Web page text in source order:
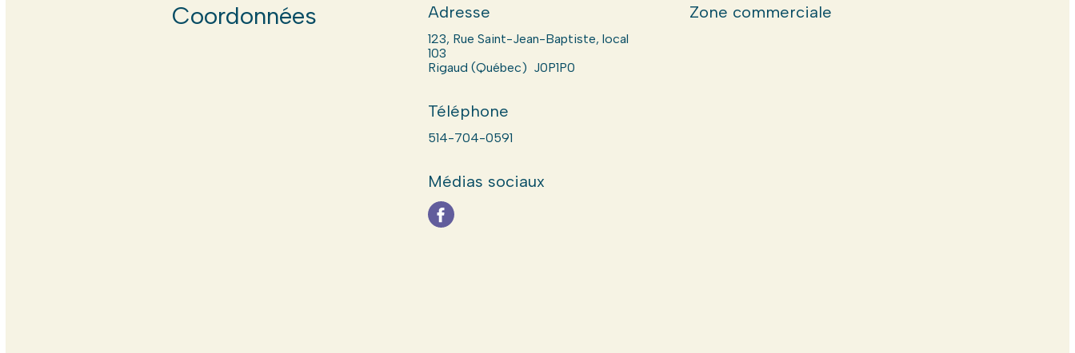
Coordonnées Adresse
123, Rue Saint-Jean-Baptiste, local
103
Rigaud (Québec) J0P1P0
Téléphone
514-704-0591
Médias sociaux
Zone commerciale